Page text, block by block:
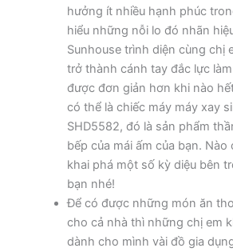
hưởng ít nhiều hạnh phúc
hiểu những nỗi lo đó nhãn
Sunhouse trình diện cùng chị
trở thành cánh tay đắc lực
được đơn giản hơn khi nào
có thể là chiếc máy máy xay
SHD5582, đó là sản phẩm
bếp của mái ấm của bạn.
khai phá một số kỳ diệu bên
bạn nhé!
Để có được những món ăn
cho cả nhà thì những chị em
dành cho mình vài đồ gia